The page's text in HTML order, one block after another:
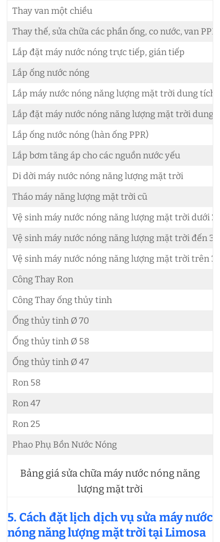
Thay van một chiều
Thay thế, sửa chữa các phần ống, co nước, van
Lắp đặt máy nước nóng trực tiếp, gián tiếp
Lắp ống nước nóng
Lắp máy nước nóng năng lượng mặt trời dung tích
Lắp đặt máy nước nóng năng lượng mặt trời dung
Lắp ống nước nóng (hàn ống PPR)
Lắp bơm tăng áp cho các nguồn nước yếu
Di dời máy nước nóng năng lượng mặt trời
Tháo máy năng lượng mặt trời cũ
Vệ sinh máy nước nóng năng lượng mặt trời dưới
Vệ sinh máy nước nóng năng lượng mặt trời đến
Vệ sinh máy nước nóng năng lượng mặt trời trên
Công Thay Ron
Công Thay ống thủy tinh
Ống thủy tinh Ø 70
Ống thủy tinh Ø 58
Ống thủy tinh Ø 47
Ron 58
Ron 47
Ron 25
Phao Phụ Bồn Nước Nóng
Bảng giá sửa chữa máy nước nóng năng
lượng mặt trời
5. Cách đặt lịch dịch vụ sửa máy nước
nóng năng lượng mặt trời tại Limosa